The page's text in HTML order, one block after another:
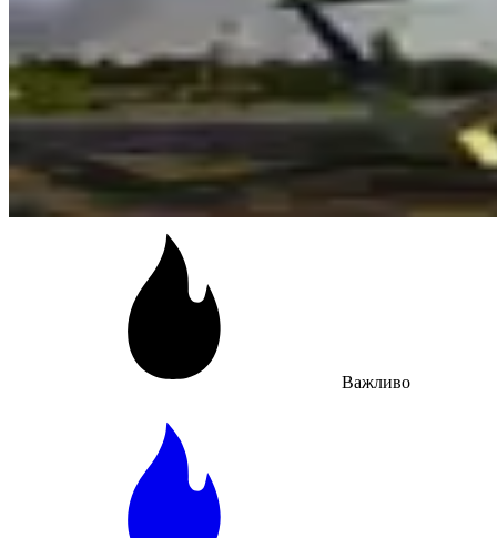
Важливо